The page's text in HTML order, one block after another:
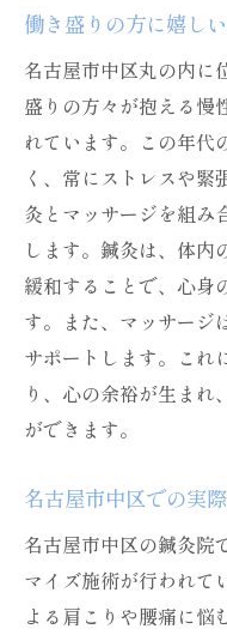
働き盛りの方に嬉し
名古屋市中区丸の内に
盛りの方々が抱える慢
れています。この年代
く、常にストレスや
灸とマッサージを組み
します。鍼灸は、体内
緩和することで、心身
す。また、マッサージ
サポートします。これ
り、心の余裕が生まれ
ができます。
名古屋市中区での実
名古屋市中区の鍼灸院
マイズ施術が行われて
よる肩こりや腰痛に悩